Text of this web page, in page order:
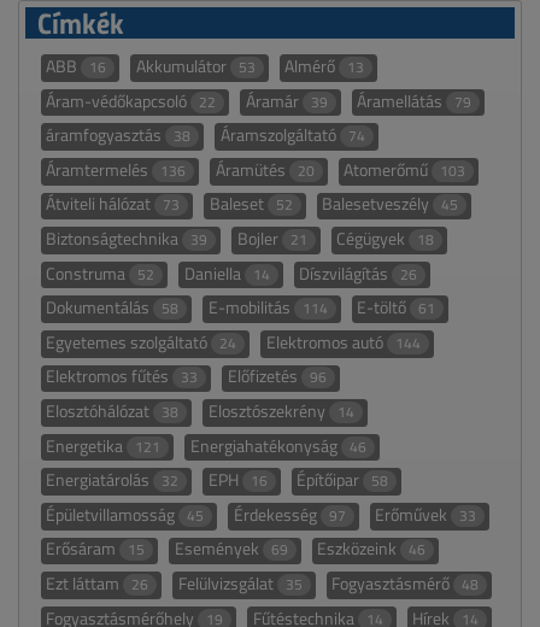
Címkék
ABB 16 Akkumulátor 53 Almérő 13
Áram-védőkapcsoló 22 Áramár 39 Áramellátás 79
áramfogyasztás 38 Áramszolgáltató 74
Áramtermelés 136 Áramütés 20 Atomerőmű 103
Átviteli hálózat 73 Baleset 52 Balesetveszély 45
Biztonságtechnika 39 Bojler 21 Cégügyek 18
Construma 52 Daniella 14 Díszvilágítás 26
Dokumentálás 58 E-mobilitás 114 E-töltő 61
Egyetemes szolgáltató 24 Elektromos autó 144
Elektromos fűtés 33 Előfizetés 96
Elosztóhálózat 38 Elosztószekrény 14
Energetika 121 Energiahatékonyság 46
Energiatárolás 32 EPH 16 Építőipar 58
Épületvillamosság 45 Érdekesség 97 Erőművek 33
Erősáram 15 Események 69 Eszközeink 46
Ezt láttam 26 Felülvizsgálat 35 Fogyasztásmérő 48
Fogyasztásmérőhely 19 Fűtéstechnika 14 Hírek 14